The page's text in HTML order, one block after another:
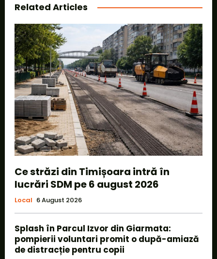
Related Articles
Ce străzi din Timișoara intră în
lucrări SDM pe 6 august 2026
Local 6 August 2026
Splash în Parcul Izvor din Giarmata:
pompierii voluntari promit o după-amiază
de distracție pentru copii